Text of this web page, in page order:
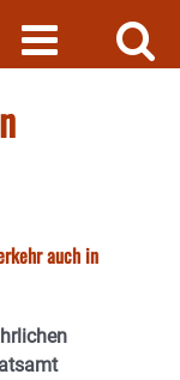
auch in